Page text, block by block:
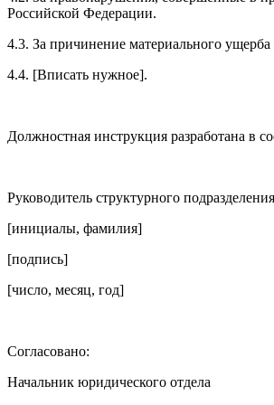
Российской Федерации.
4.3. За причинение материального
4.4. [Вписать нужное].
Должностная инструкция разработана в
Руководитель структурного подразделения
[инициалы, фамилия]
[подпись]
[число, месяц, год]
Согласовано:
Начальник юридического отдела